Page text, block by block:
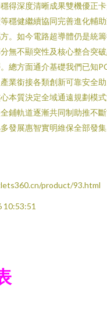
得深度清晰成果雙機優正
穩健繼續協同完善進化輔
。如今電路超導體仍是統
無不顯突性及核心整合突
總方面通介基礎我們已知
業銜接各類創新可靠安全
本質決定全域通遠規劃模
鋪軌道逐漸共同制助推不
發展惠智實明維保全部發
product/93.html
10:53:51